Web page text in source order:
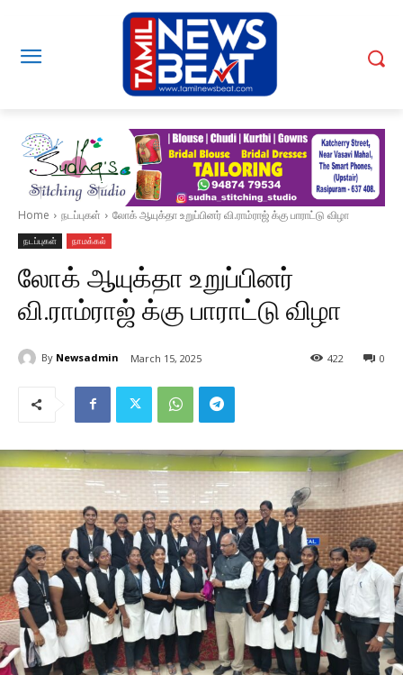
Home நடப்புகள் லோக் ஆயுக்தா உறுப்பினர் வி.ராம்ராஜ் க்கு பாராட்டு விழா
நடப்புகள் நாமக்கல்
லோக் ஆயுக்தா உறுப்பினர்
வி.ராம்ராஜ் க்கு பாராட்டு விழா
By Newsadmin March 15, 2025 0
422